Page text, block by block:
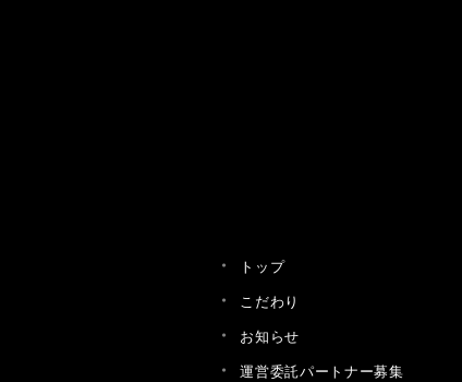
トップ
こだわり
お知らせ
運営委託パートナー募集